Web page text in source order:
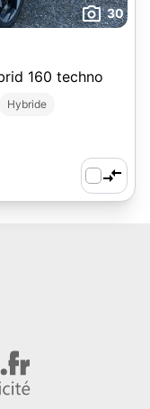
30
160 techno
Hybride